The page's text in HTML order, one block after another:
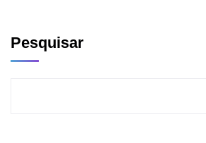
Pesquisar